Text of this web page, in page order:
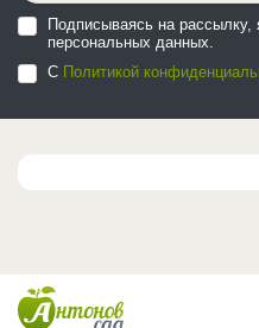
Подписываясь на рассылку,
персональных данных.
С Политикой